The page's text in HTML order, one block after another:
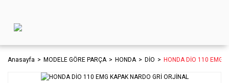
Anasayfa MODELE GÖRE PARÇA HONDA DİO HONDA DİO 110 EMG